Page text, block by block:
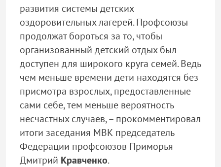
развития системы детских
оздоровительных лагерей. Профсоюзы
продолжат бороться за то, чтобы
организованный детский отдых был
доступен для широкого круга семей. Ведь
чем меньше времени дети находятся без
присмотра взрослых, предоставленные
сами себе, тем меньше вероятность
несчастных случаев, – прокомментировал
итоги заседания МВК председатель
Федерации профсоюзов Приморья
Дмитрий Кравченко.